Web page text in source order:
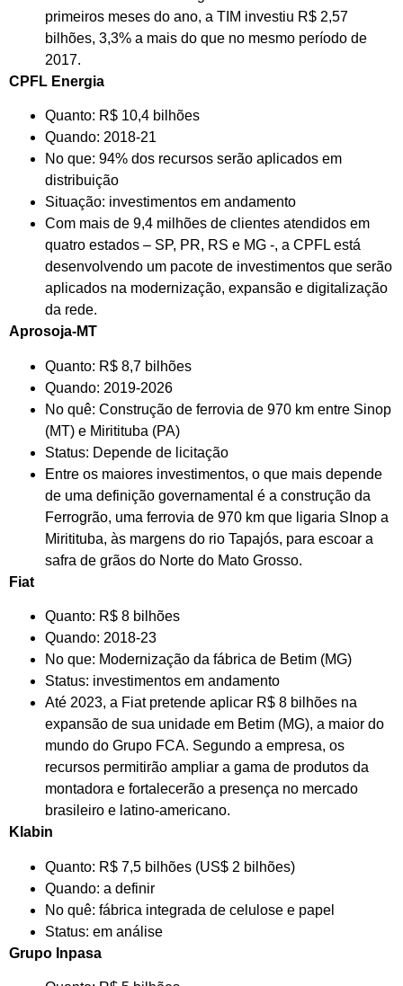
primeiros meses do ano, a TIM investiu R$ 2,57
bilhões, 3,3% a mais do que no mesmo período de
2017.
CPFL Energia
Quanto: R$ 10,4 bilhões
Quando: 2018-21
No que: 94% dos recursos serão aplicados em
distribuição
Situação: investimentos em andamento
Com mais de 9,4 milhões de clientes atendidos em
quatro estados – SP, PR, RS e MG -, a CPFL está
desenvolvendo um pacote de investimentos que serão
aplicados na modernização, expansão e digitalização
da rede.
Aprosoja-MT
Quanto: R$ 8,7 bilhões
Quando: 2019-2026
No quê: Construção de ferrovia de 970 km entre Sinop
(MT) e Miritituba (PA)
Status: Depende de licitação
Entre os maiores investimentos, o que mais depende
de uma definição governamental é a construção da
Ferrogrão, uma ferrovia de 970 km que ligaria SInop a
Miritituba, às margens do rio Tapajós, para escoar a
safra de grãos do Norte do Mato Grosso.
Fiat
Quanto: R$ 8 bilhões
Quando: 2018-23
No que: Modernização da fábrica de Betim (MG)
Status: investimentos em andamento
Até 2023, a Fiat pretende aplicar R$ 8 bilhões na
expansão de sua unidade em Betim (MG), a maior do
mundo do Grupo FCA. Segundo a empresa, os
recursos permitirão ampliar a gama de produtos da
montadora e fortalecerão a presença no mercado
brasileiro e latino-americano.
Klabin
Quanto: R$ 7,5 bilhões (US$ 2 bilhões)
Quando: a definir
No quê: fábrica integrada de celulose e papel
Status: em análise
Grupo Inpasa